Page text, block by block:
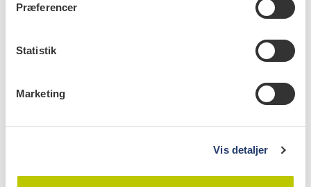
Præferencer
Statistik
Marketing
Vis detaljer